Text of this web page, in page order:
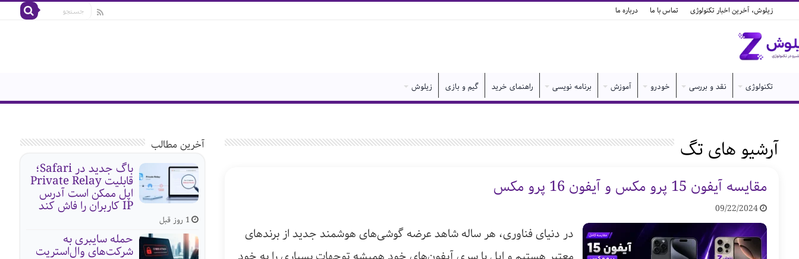
زیلوش، آخرین اخبار تکنولوژی تماس با ما درباره ما
تکنولوژی نقد و بررسی خودرو آموزش برنامه نویسی راهنمای خرید گیم و بازی زیلوش
آرشیو های تگ
مقایسه آیفون 15 پرو مکس و آیفون 16 پرو مکس
09/22/2024
در دنیای فناوری، هر ساله شاهد عرضه گوشی‌های هوشمند جدید از برندهای
آخرین مطالب
باگ جدید در Safari؛
قابلیت Private Relay
اپل ممکن است آدرس
IP کاربران را فاش کند
1 روز قبل
حمله سایبری به
شرکت‌های وال‌استریت